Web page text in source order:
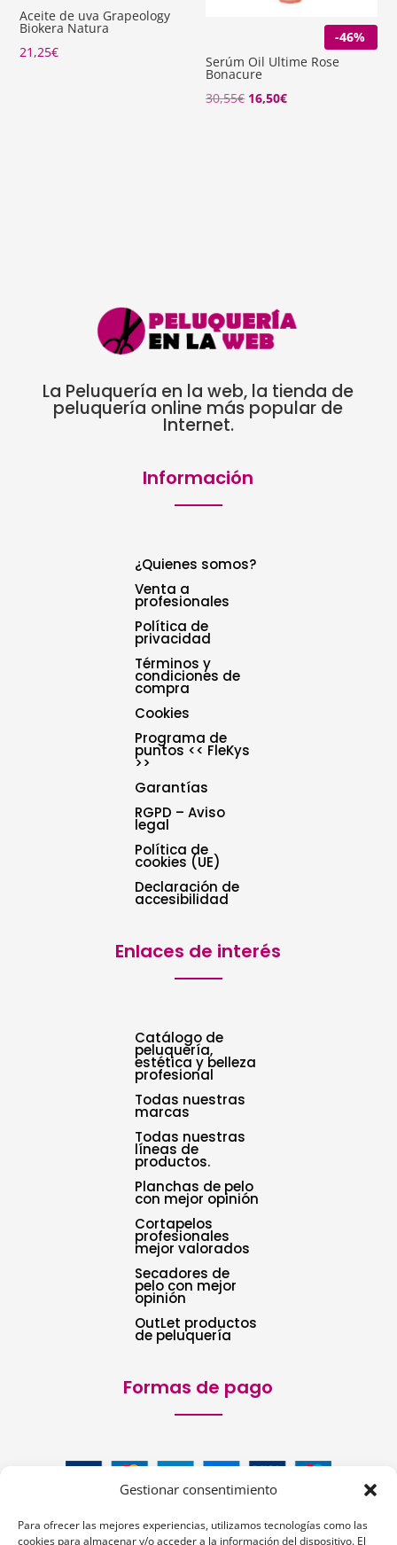
Gestionar consentimiento
Para ofrecer las mejores experiencias, utilizamos tecnologías como las
cookies para almacenar y/o acceder a la información del dispositivo. El
Aceite de uva Grapeology
Biokera Natura
21,25€
-46%
Serúm Oil Ultime Rose
Bonacure
30,55€ El
16,50€El
La Peluquería en la web, la tienda de
peluquería online más popular de
Internet.
Información
¿Quienes somos?
Venta a
profesionales
Política de
privacidad
Términos y
condiciones de
compra
Cookies
Programa de
puntos << FleKys
>>
Garantías
RGPD – Aviso
legal
Política de
cookies (UE)
Declaración de
accesibilidad
Enlaces de interés
Catálogo de
peluquería,
estética y belleza
profesional
Todas nuestras
marcas
Todas nuestras
líneas de
productos.
Planchas de pelo
con mejor opinión
Cortapelos
profesionales
mejor valorados
Secadores de
pelo con mejor
opinión
OutLet productos
de peluquería
Formas de pago